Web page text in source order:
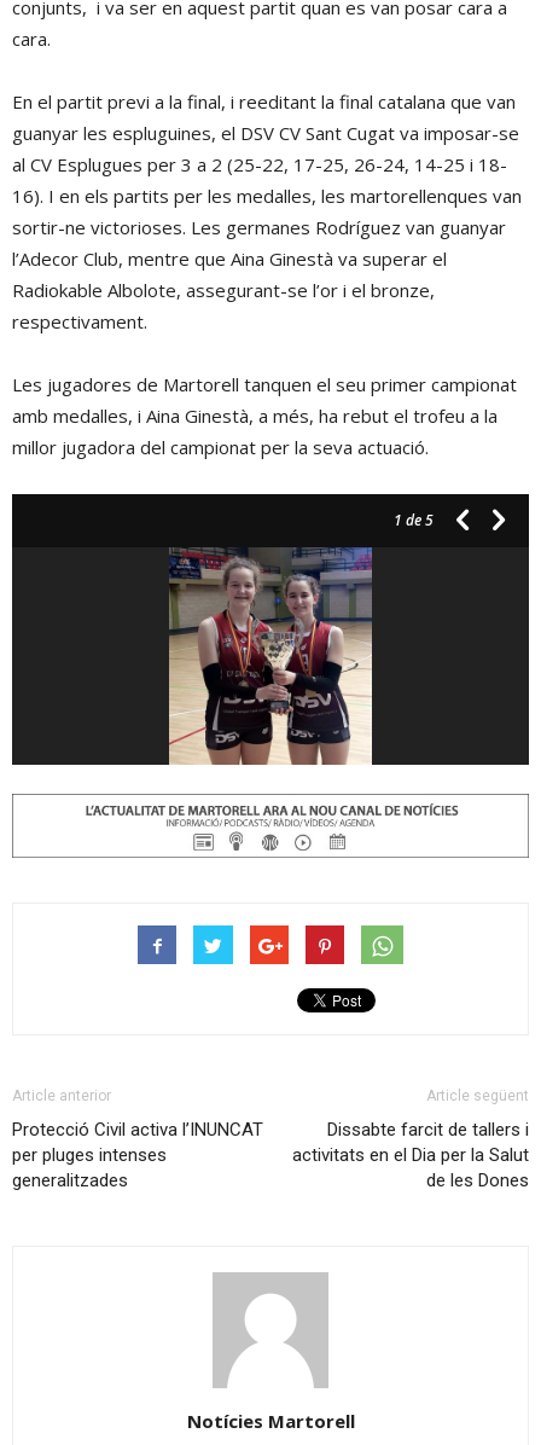
conjunts, i va ser en aquest partit quan es van posar cara a
cara.
En el partit previ a la final, i reeditant la final catalana que van
guanyar les espluguines, el DSV CV Sant Cugat va imposar-se
al CV Esplugues per 3 a 2 (25-22, 17-25, 26-24, 14-25 i 18-
16). I en els partits per les medalles, les martorellenques van
sortir-ne victorioses. Les germanes Rodríguez van guanyar
l’Adecor Club, mentre que Aina Ginestà va superar el
Radiokable Albolote, assegurant-se l’or i el bronze,
respectivament.
Les jugadores de Martorell tanquen el seu primer campionat
amb medalles, i Aina Ginestà, a més, ha rebut el trofeu a la
millor jugadora del campionat per la seva actuació.
1 de 5
Article anterior
Protecció Civil activa l’INUNCAT
per pluges intenses
generalitzades
Article següent
Dissabte farcit de tallers i
activitats en el Dia per la Salut
de les Dones
Notícies Martorell